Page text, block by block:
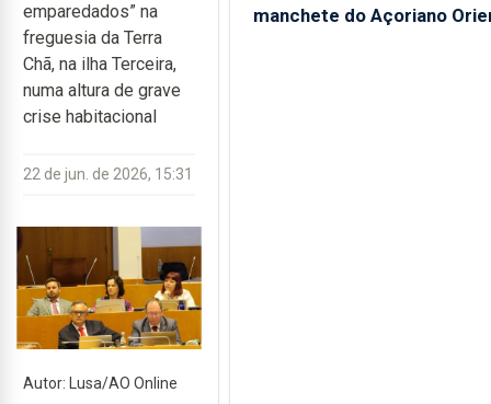
emparedados” na
freguesia da Terra
Chã, na ilha Terceira,
numa altura de grave
crise habitacional
22 de jun. de 2026, 15:31
Autor: Lusa/AO Online
manchete do Açoriano